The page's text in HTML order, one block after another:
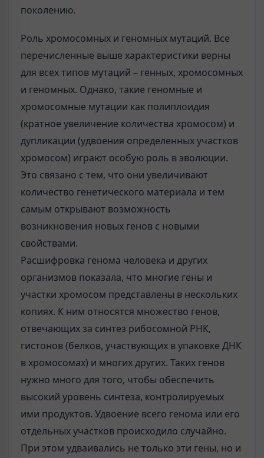
поколению.
Роль хромосомных и геномных мутаций. Все
перечисленные выше характеристики верны
для всех типов мутаций – генных, хромосомных
и геномных. Однако, такие геномные и
хромосомные мутации как полиплоидия
(кратное увеличение количества хромосом) и
дупликации (удвоения определенных участков
хромосом) играют особую роль в эволюции.
Это связано с тем, что они увеличивают
количество генетического материала и тем
самым открывают возможность
возникновения новых генов с новыми
свойствами.
Расшифровка генома человека и других
организмов показала, что многие гены и
участки хромосом представлены в нескольких
копиях. К ним относятся множество генов,
отвечающих за синтез рибосомной РНК,
гистонов (белков, участвующих в упаковке ДНК
в хромосомах) и многих других. Таких генов
нужно много для того, чтобы обеспечить
высокий уровень синтеза, контролируемых
ими продуктов. Удвоение всего генома или его
отдельных участков происходило случайно.
При этом удваивались не только эти гены, но и